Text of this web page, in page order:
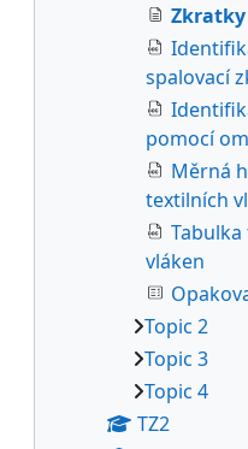
spalovací
pomocí
Měrná
textilních
vláken
Topic 2
Topic 3
Topic 4
TZ2